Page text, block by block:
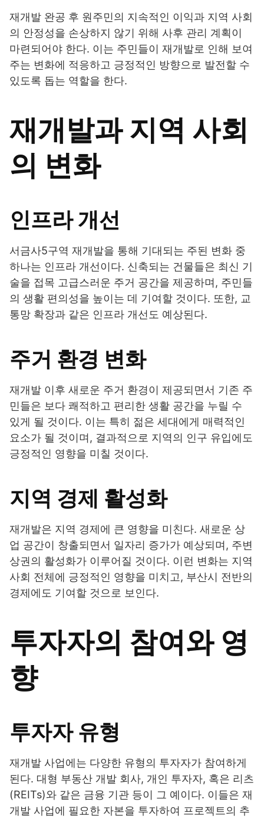
재개발 완공 후 원주민의 지속적인 이익과 지역 사회
의 안정성을 손상하지 않기 위해 사후 관리 계획이
마련되어야 한다. 이는 주민들이 재개발로 인해 보여
주는 변화에 적응하고 긍정적인 방향으로 발전할 수
있도록 돕는 역할을 한다.
재개발과 지역 사회
의 변화
인프라 개선
서금사5구역 재개발을 통해 기대되는 주된 변화 중
하나는 인프라 개선이다. 신축되는 건물들은 최신 기
술을 접목 고급스러운 주거 공간을 제공하며, 주민들
의 생활 편의성을 높이는 데 기여할 것이다. 또한, 교
통망 확장과 같은 인프라 개선도 예상된다.
주거 환경 변화
재개발 이후 새로운 주거 환경이 제공되면서 기존 주
민들은 보다 쾌적하고 편리한 생활 공간을 누릴 수
있게 될 것이다. 이는 특히 젊은 세대에게 매력적인
요소가 될 것이며, 결과적으로 지역의 인구 유입에도
긍정적인 영향을 미칠 것이다.
지역 경제 활성화
재개발은 지역 경제에 큰 영향을 미친다. 새로운 상
업 공간이 창출되면서 일자리 증가가 예상되며, 주변
상권의 활성화가 이루어질 것이다. 이런 변화는 지역
사회 전체에 긍정적인 영향을 미치고, 부산시 전반의
경제에도 기여할 것으로 보인다.
투자자의 참여와 영
향
투자자 유형
재개발 사업에는 다양한 유형의 투자자가 참여하게
된다. 대형 부동산 개발 회사, 개인 투자자, 혹은 리츠
(REITs)와 같은 금융 기관 등이 그 예이다. 이들은 재
개발 사업에 필요한 자본을 투자하여 프로젝트의 추